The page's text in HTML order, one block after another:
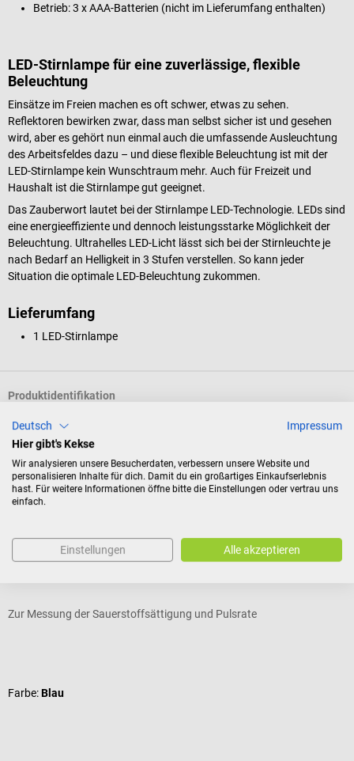
Betrieb: 3 x AAA-Batterien (nicht im Lieferumfang enthalten)
LED-Stirnlampe für eine zuverlässige, flexible
Beleuchtung
Einsätze im Freien machen es oft schwer, etwas zu sehen.
Reflektoren bewirken zwar, dass man selbst sicher ist und gesehen
wird, aber es gehört nun einmal auch die umfassende Ausleuchtung
des Arbeitsfeldes dazu – und diese flexible Beleuchtung ist mit der
LED-Stirnlampe kein Wunschtraum mehr. Auch für Freizeit und
Haushalt ist die Stirnlampe gut geeignet.
Das Zauberwort lautet bei der Stirnlampe LED-Technologie. LEDs sind
eine energieeffiziente und dennoch leistungsstarke Möglichkeit der
Beleuchtung. Ultrahelles LED-Licht lässt sich bei der Stirnleuchte je
nach Bedarf an Helligkeit in 3 Stufen verstellen. So kann jeder
Situation die optimale LED-Beleuchtung zukommen.
Lieferumfang
1 LED-Stirnlampe
Produktidentifikation
Bewertungen
Kunden kauften auch
Zur Messung der Sauerstoffsättigung und Pulsrate
Farbe:Blau
Deutsch
Impressum
Hier gibt's Kekse
Wir analysieren unsere Besucherdaten, verbessern unsere Website und
personalisieren Inhalte für dich. Damit du ein großartiges Einkaufserlebnis
hast. Für weitere Informationen öffne bitte die Einstellungen oder vertrau uns
einfach.
Einstellungen Alle akzeptieren